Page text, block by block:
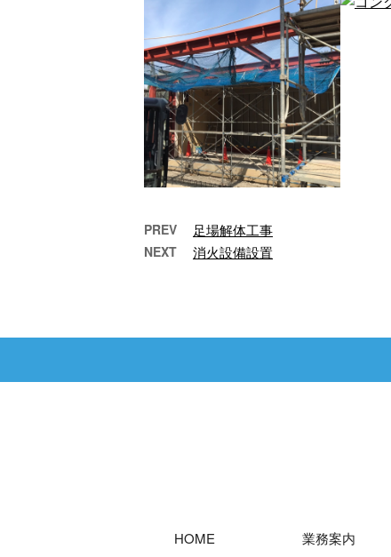
PREV 足場解体工事
NEXT 消火設備設置
HOME 業務案内